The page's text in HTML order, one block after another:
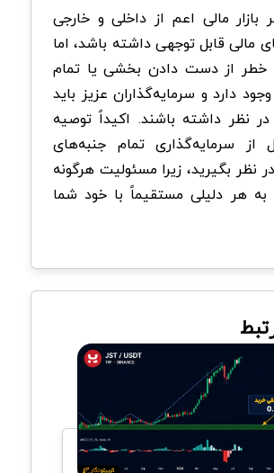
بازار مالی اعم از داخلی و خارجی
مالی قابل توجهی داشته باشد، اما
از دست دادن بخشی یا تمام
دارد و سرمایه‌گذاران عزیز باید
نظر داشته باشند. اکیداً توصیه
از سرمایه‌گذاری تمام جنبه‌های
نظر بگیرید، زیرا مسئولیت هرگونه
به هر دلیلی مستقیماً با خود شما